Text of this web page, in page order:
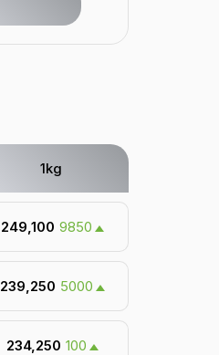
1kg
₹ 249,100 9850
₹ 239,250 5000
₹ 234,250 100